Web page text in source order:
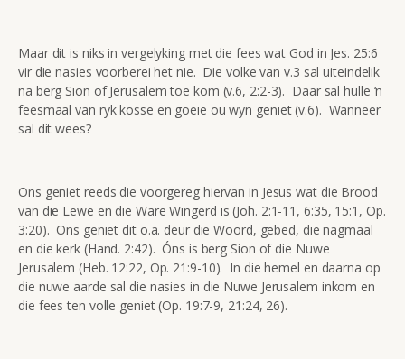
Maar dit is niks in vergelyking met die fees wat God in Jes. 25:6
vir die nasies voorberei het nie. Die volke van v.3 sal uiteindelik
na berg Sion of Jerusalem toe kom (v.6, 2:2-3). Daar sal hulle ‘n
feesmaal van ryk kosse en goeie ou wyn geniet (v.6). Wanneer
sal dit wees?
Ons geniet reeds die voorgereg hiervan in Jesus wat die Brood
van die Lewe en die Ware Wingerd is (Joh. 2:1-11, 6:35, 15:1, Op.
3:20). Ons geniet dit o.a. deur die Woord, gebed, die nagmaal
en die kerk (Hand. 2:42). Óns is berg Sion of die Nuwe
Jerusalem (Heb. 12:22, Op. 21:9-10). In die hemel en daarna op
die nuwe aarde sal die nasies in die Nuwe Jerusalem inkom en
die fees ten volle geniet (Op. 19:7-9, 21:24, 26).